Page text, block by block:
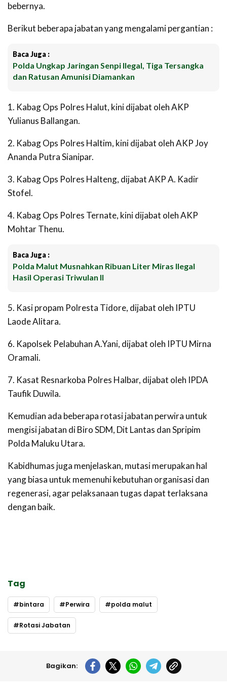
bebernya.
Berikut beberapa jabatan yang mengalami pergantian :
Baca Juga :
Polda Ungkap Jaringan Senpi Ilegal, Tiga Tersangka
dan Ratusan Amunisi Diamankan
1. Kabag Ops Polres Halut, kini dijabat oleh AKP
Yulianus Ballangan.
2. Kabag Ops Polres Haltim, kini dijabat oleh AKP Joy
Ananda Putra Sianipar.
3. Kabag Ops Polres Halteng, dijabat AKP A. Kadir
Stofel.
4. Kabag Ops Polres Ternate, kini dijabat oleh AKP
Mohtar Thenu.
Baca Juga :
Polda Malut Musnahkan Ribuan Liter Miras Ilegal
Hasil Operasi Triwulan II
5. Kasi propam Polresta Tidore, dijabat oleh IPTU
Laode Alitara.
6. Kapolsek Pelabuhan A.Yani, dijabat oleh IPTU Mirna
Oramali.
7. Kasat Resnarkoba Polres Halbar, dijabat oleh IPDA
Taufik Duwila.
Kemudian ada beberapa rotasi jabatan perwira untuk
mengisi jabatan di Biro SDM, Dit Lantas dan Spripim
Polda Maluku Utara.
Kabidhumas juga menjelaskan, mutasi merupakan hal
yang biasa untuk memenuhi kebutuhan organisasi dan
regenerasi, agar pelaksanaan tugas dapat terlaksana
dengan baik.
Tag
bintara Perwira polda malut
Rotasi Jabatan
Bagikan: